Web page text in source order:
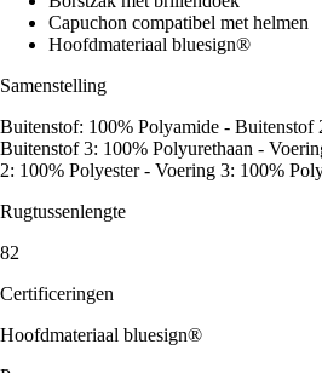
Capuchon compatibel met helmen
Hoofdmateriaal bluesign®
Samenstelling
Buitenstof: 100% Polyamide - Buitenstof
Buitenstof 3: 100% Polyurethaan -
2: 100% Polyester - Voering 3: 100%
Rugtussenlengte
82
Certificeringen
Hoofdmateriaal bluesign®